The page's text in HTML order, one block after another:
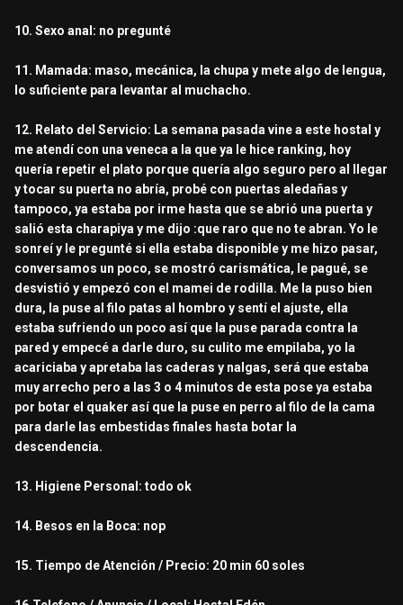
10. Sexo anal: no pregunté
11. Mamada: maso, mecánica, la chupa y mete algo de lengua,
lo suficiente para levantar al muchacho.
12. Relato del Servicio: La semana pasada vine a este hostal y
me atendí con una veneca a la que ya le hice ranking, hoy
quería repetir el plato porque quería algo seguro pero al llegar
y tocar su puerta no abría, probé con puertas aledañas y
tampoco, ya estaba por irme hasta que se abrió una puerta y
salió esta charapiya y me dijo :que raro que no te abran. Yo le
sonreí y le pregunté si ella estaba disponible y me hizo pasar,
conversamos un poco, se mostró carismática, le pagué, se
desvistió y empezó con el mamei de rodilla. Me la puso bien
dura, la puse al filo patas al hombro y sentí el ajuste, ella
estaba sufriendo un poco así que la puse parada contra la
pared y empecé a darle duro, su culito me empilaba, yo la
acariciaba y apretaba las caderas y nalgas, será que estaba
muy arrecho pero a las 3 o 4 minutos de esta pose ya estaba
por botar el quaker así que la puse en perro al filo de la cama
para darle las embestidas finales hasta botar la
descendencia.
13. Higiene Personal: todo ok
14. Besos en la Boca: nop
15. Tiempo de Atención / Precio: 20 min 60 soles